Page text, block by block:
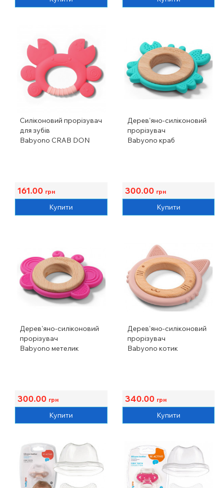
Силіконовий прорізувач
для зубів
Babyono CRAB DON
161.00 грн
Купити
Дерев'яно-силіконовий
прорізувач
Babyono краб
300.00 грн
Купити
Дерев'яно-силіконовий
прорізувач
Babyono метелик
300.00 грн
Купити
Дерев'яно-силіконовий
прорізувач
Babyono котик
340.00 грн
Купити